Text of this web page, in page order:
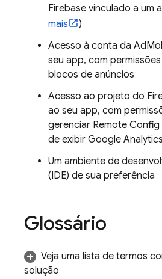
Firebase vinculado a um
mais
)
Acesso à conta da
seu app, com
blocos de anúncios
Acesso ao projeto do
ao seu app, com
gerenciar Remote Config
de exibir Google Analytics
Um ambiente de
(IDE) de sua preferência
Glossário
Veja uma lista de termos
solução